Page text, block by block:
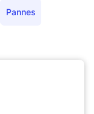
Pannes